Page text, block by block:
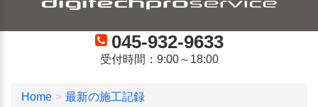
045-932-9633
受付時間：9:00～18:00
Home
最新の施工記録